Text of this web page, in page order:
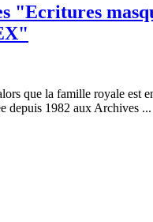
"Ecritures
que la famille royale est
depuis 1982 aux Archives ...